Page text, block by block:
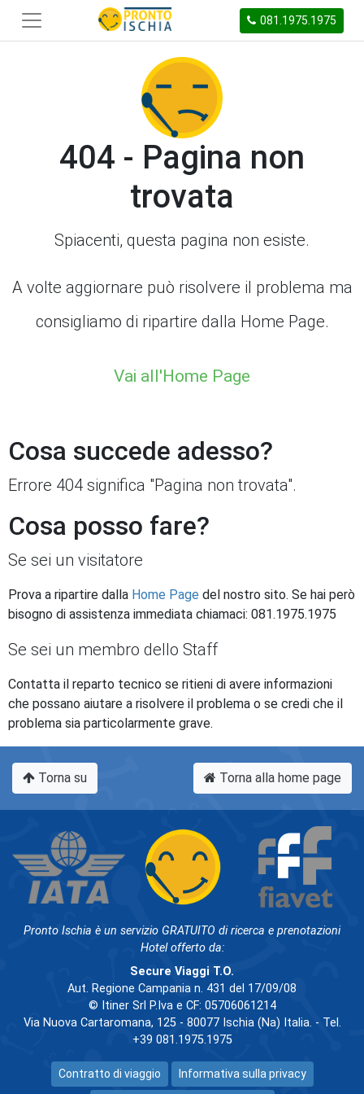
081.1975.1975
404 - Pagina non
trovata
Spiacenti, questa pagina non esiste.
A volte aggiornare può risolvere il problema ma
consigliamo di ripartire dalla Home Page.
Vai all'Home Page
Cosa succede adesso?
Errore 404 significa "Pagina non trovata".
Cosa posso fare?
Se sei un visitatore
Prova a ripartire dalla Home Page del nostro sito. Se hai però
bisogno di assistenza immediata chiamaci: 081.1975.1975
Se sei un membro dello Staff
Contatta il reparto tecnico se ritieni di avere informazioni
che possano aiutare a risolvere il problema o se credi che il
problema sia particolarmente grave.
Torna su Torna alla home page
Pronto Ischia è un servizio GRATUITO di ricerca e prenotazioni
Hotel offerto da:
Secure Viaggi T.O.
Aut. Regione Campania n. 431 del 17/09/08
© Itiner Srl P.Iva e CF: 05706061214
Via Nuova Cartaromana, 125 - 80077 Ischia (Na) Italia. - Tel.
+39 081.1975.1975
Contratto di viaggio Informativa sulla privacy